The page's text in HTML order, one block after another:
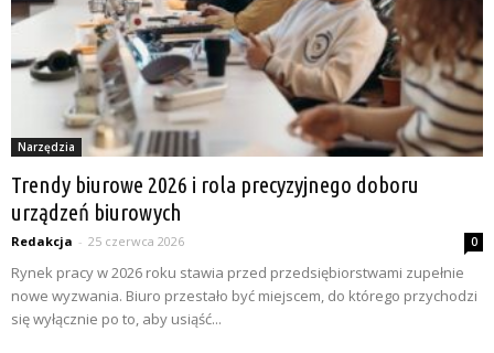
Narzędzia
Trendy biurowe 2026 i rola precyzyjnego doboru
urządzeń biurowych
Redakcja - 25 czerwca 2026 0
Rynek pracy w 2026 roku stawia przed przedsiębiorstwami zupełnie
nowe wyzwania. Biuro przestało być miejscem, do którego przychodzi
się wyłącznie po to, aby usiąść...